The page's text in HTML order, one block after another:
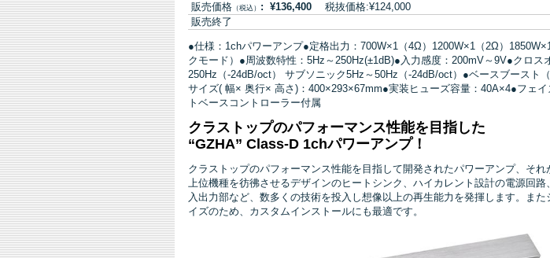
販売価格 （税込） : ¥136,400 税抜価格:¥124,000
販売終了
●仕様：1chパワーアンプ●定格出力：700W×1（4Ω）1200W×1（2Ω）
クモード）●周波数特性：5Hz～250Hz(±1dB)●入力感度：200mV～9V●クロス
250Hz（-24dB/oct） サブソニック5Hz～50Hz（-24dB/oct）●ベースブースト
サイズ( 幅× 奥行× 高さ)：400×293×67mm●実装ヒューズ容量：40A×4●フェイ
トベースコントローラー付属
クラストップのパフォーマンス性能を目指した
“GZHA” Class-D 1chパワーアンプ！
クラストップのパフォーマンス性能を目指して開発されたパワーアンプ、それ
上位機種を彷彿させるデザインのヒートシンク、ハイカレント設計の電源回
入出力部など、数多くの技術を投入し想像以上の再生能力を発揮します。ま
イズのため、カスタムインストールにも最適です。